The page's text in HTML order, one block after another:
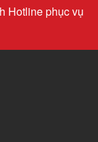
Hotline phục vụ